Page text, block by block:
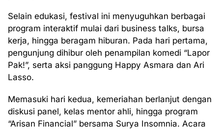
Selain edukasi, festival ini menyuguhkan berbagai
program interaktif mulai dari business talks, bursa
kerja, hingga beragam hiburan. Pada hari pertama,
pengunjung dihibur oleh penampilan komedi “Lapor
Pak!”, serta aksi panggung Happy Asmara dan Ari
Lasso.
Memasuki hari kedua, kemeriahan berlanjut dengan
diskusi panel, kelas mentor ahli, hingga program
“Arisan Financial” bersama Surya Insomnia. Acara